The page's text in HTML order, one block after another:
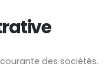
des sociétés.